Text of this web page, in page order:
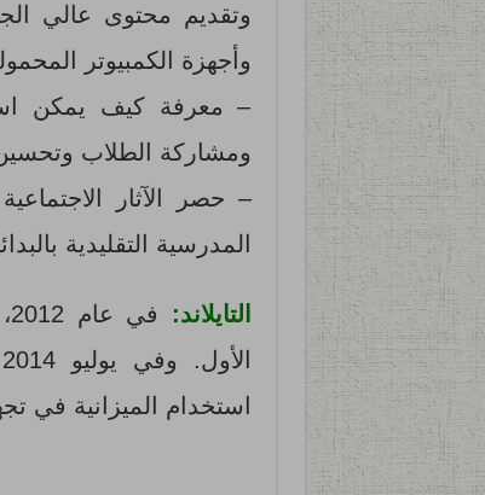
وتقديم محتوى عالي
وأجهزة الكمبيوتر
– معرفة كيف يمكن
ومشاركة الطلاب
– حصر الآثار
المدرسية التقليدية
التايلاند:
استخدام الميزانية في